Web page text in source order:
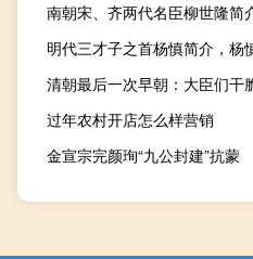
南朝宋、齐两代名臣柳世隆简
明代三才子之首杨慎简介，杨
清朝最后一次早朝：大臣们干
过年农村开店怎么样营销
金宣宗完颜珣“九公封建”抗蒙